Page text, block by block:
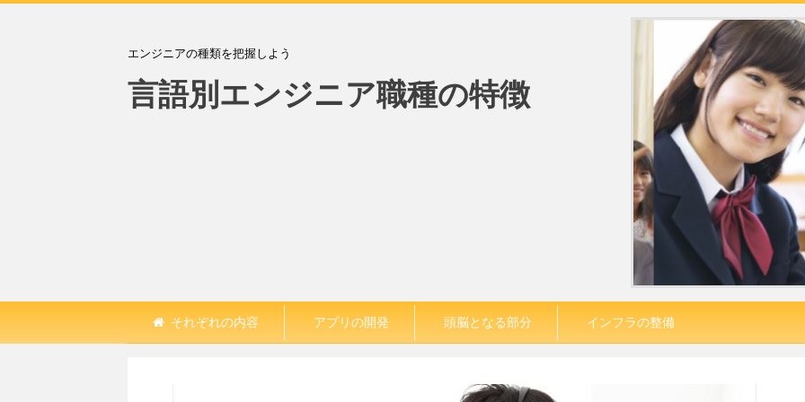
エンジニアの種類を把握しよう
言語別エンジニア職種の特徴
それぞれの内容 アプリの開発 頭脳となる部分 インフラの整備